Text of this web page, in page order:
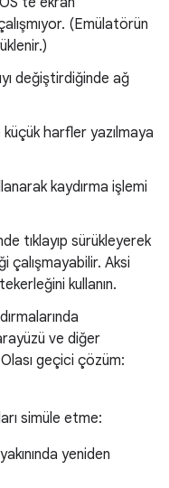
(Emülatörün
değiştirdiğinde ağ
harfler yazılmaya
kaydırma işlemi
tıklayıp sürükleyerek
çalışmayabilir. Aksi
kullanın.
ve diğer
geçici çözüm:
simüle etme:
yeniden